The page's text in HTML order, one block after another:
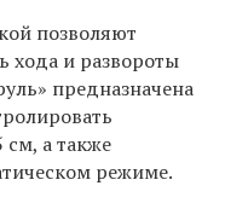
позволяют
хода и развороты
предназначена
а также
режиме.